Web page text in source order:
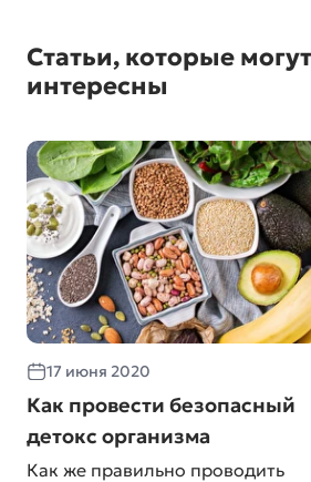
Статьи, которые
интересны
17 июня 2020
Как провести безопасный
детокс организма
Как же правильно проводить